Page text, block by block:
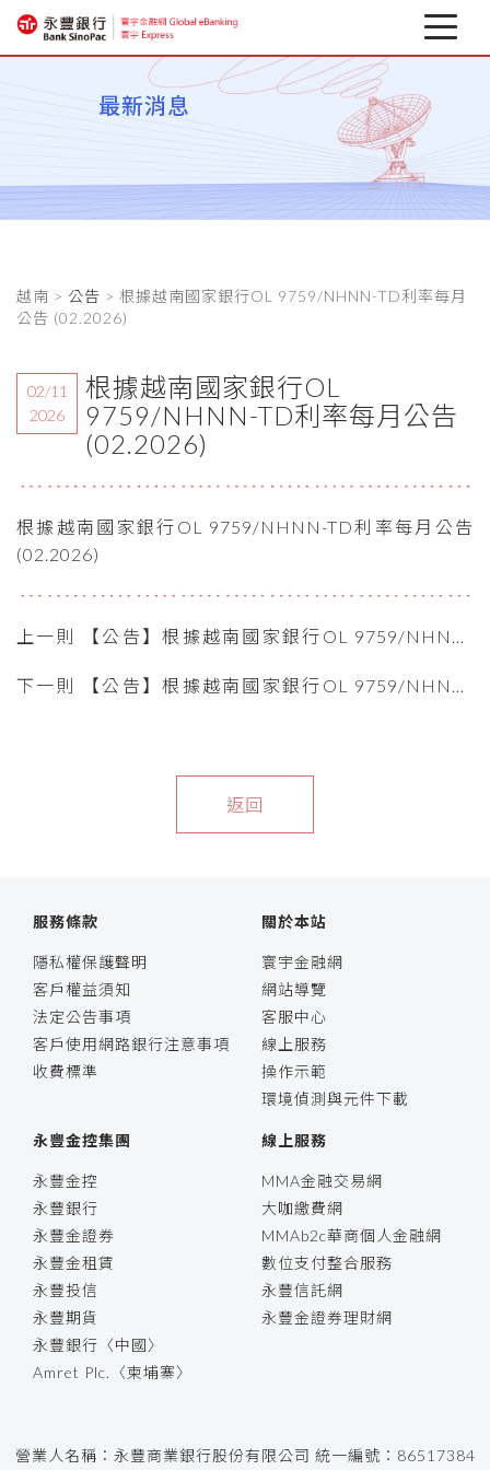
最新消息
匯率避險專區
最新消息
越南 > 公告 > 根據越南國家銀行OL 9759/NHNN-TD利率每月
公告 (02.2026)
02/11
2026
根據越南國家銀行OL
9759/NHNN-TD利率每月公告
(02.2026)
根據越南國家銀行OL 9759/NHNN-TD利率每月公告
(02.2026)
上一則 【公告】根據越南國家銀行OL 9759/NHNN-
下一則 【公告】根據越南國家銀行OL 9759/NHNN-
返回
服務條款
隱私權保護聲明
客戶權益須知
法定公告事項
客戶使用網路銀行注意事項
收費標準
關於本站
寰宇金融網
網站導覽
客服中心
線上服務
操作示範
環境偵測與元件下載
永豐金控集團
永豐金控
永豐銀行
永豐金證券
永豐金租賃
永豐投信
永豐期貨
永豐銀行〈中國〉
Amret Plc.〈柬埔寨〉
線上服務
MMA金融交易網
大咖繳費網
MMAb2c華商個人金融網
數位支付整合服務
永豐信託網
永豐金證券理財網
營業人名稱：永豐商業銀行股份有限公司 統一編號：86517384